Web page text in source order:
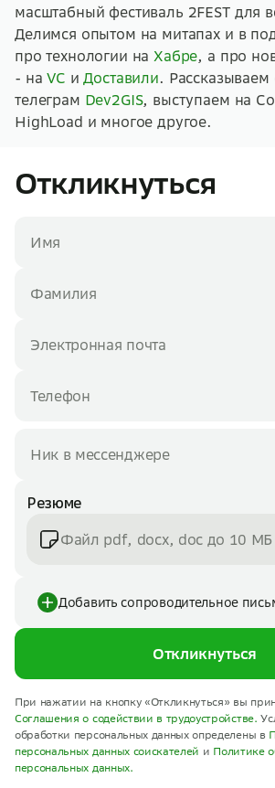
масштабный фестиваль 2FEST для
Делимся опытом на митапах и в
про технологии на Хабре, а про
- наVC иДоставили. Рассказываем
телеграм Dev2GIS, выступаем на
HighLoad и многое другое.
Откликнуться
Резюме
Файл pdf, docx, doc до 10 МБ
Добавить сопроводительное
Откликнуться
При нажатии на кнопку «Откликнуться» вы
Соглашения о содействии в трудоустройстве.
обработки персональных данных определены в
персональных данных соискателей и Политике
персональных данных.